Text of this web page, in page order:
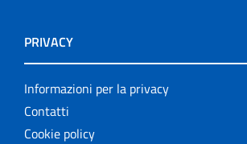
PRIVACY
Informazioni per la privacy
Contatti
Cookie policy